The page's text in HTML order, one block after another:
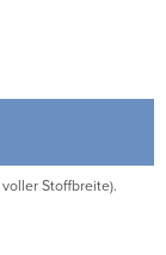
voller Stoffbreite).